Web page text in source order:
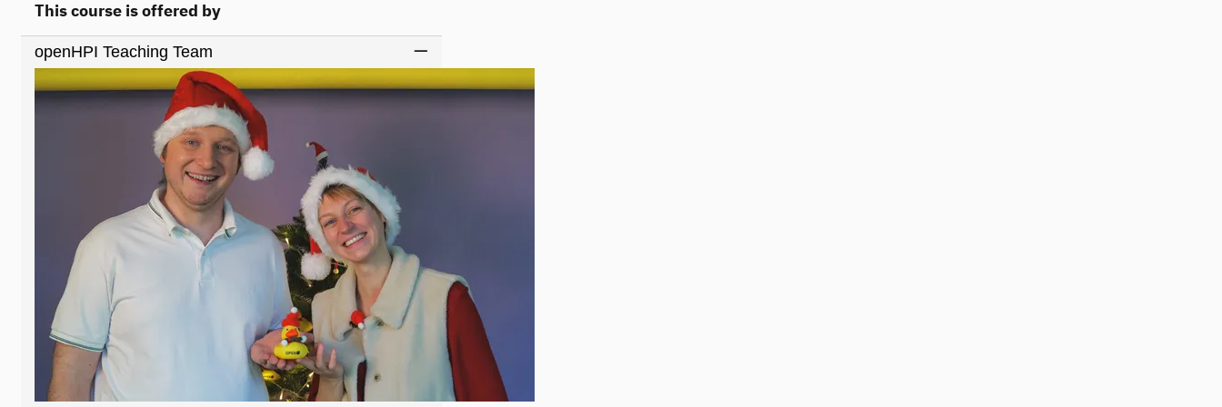
This course is offered by
openHPI Teaching Team